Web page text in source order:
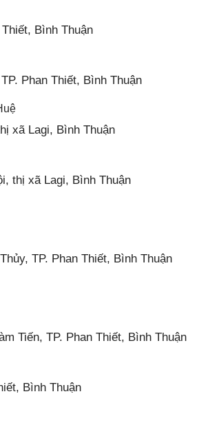
Bình Thuận
Phan Thiết, Bình Thuận
xã Lagi, Bình Thuận
thị xã Lagi, Bình Thuận
TP. Phan Thiết, Bình Thuận
Tiến, TP. Phan Thiết, Bình Thuận
Bình Thuận